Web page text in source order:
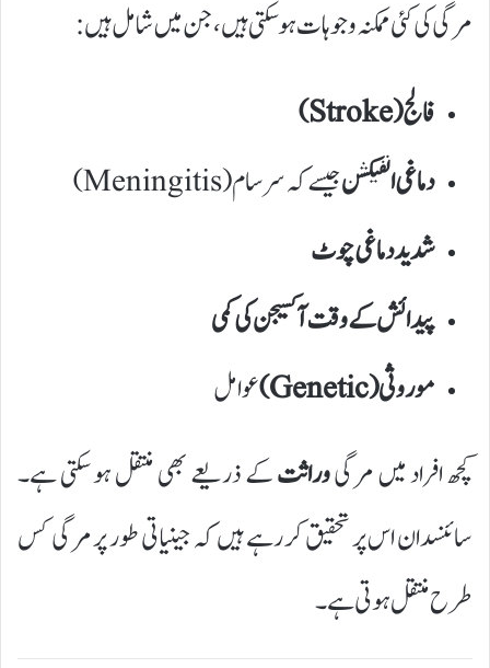
مرگی کی کئی ممکنہ وجوہات ہو سکتی ہیں، جن میں شامل ہیں:
فالج (Stroke)
دماغی انفیکشنجیسے کہ سرسام (Meningitis)
شدید دماغی چوٹ
پیدائش کے وقت آکسیجن کی کمی
موروثی (Genetic)
عوامل
کچھ افراد میں مرگیوراثتکے ذریعے بھی منتقل ہو سکتی ہے۔
سائنسدان اس پر تحقیق کر رہے ہیں کہ جینیاتی طور پر مرگی کس
طرح منتقل ہوتی ہے۔